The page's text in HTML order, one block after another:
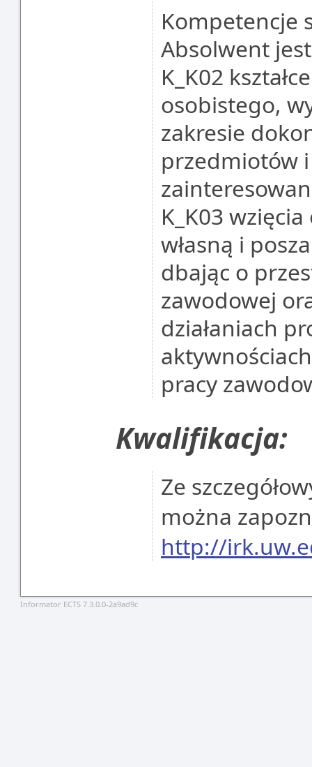
Kompetencje
Absolwent
K_K02
osobistego,
zakresie
przedmiotów
K_K03
własną i
dbając o
zawodowej
działaniach
pracy
Kwalifikacja:
Ze
można
http://
Informator ECTS 7.3.0.0-2a9ad9c